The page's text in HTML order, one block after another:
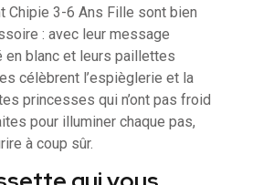
Chipie 3-6 Ans Fille sont bien
: avec leur message
en blanc et leurs paillettes
célèbrent l’espièglerie et la
princesses qui n’ont pas froid
pour illuminer chaque pas,
à coup sûr.